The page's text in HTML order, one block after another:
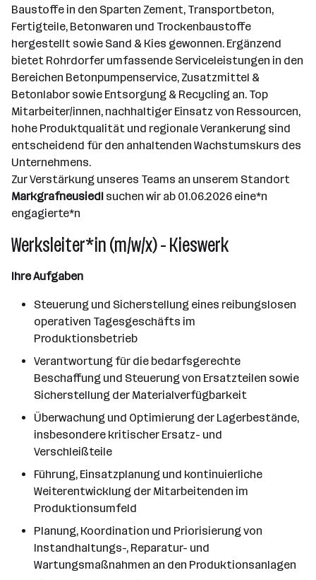
Baustoffe in den Sparten Zement, Transportbeton,
Fertigteile, Betonwaren und Trockenbaustoffe
hergestellt sowie Sand & Kies gewonnen. Ergänzend
bietet Rohrdorfer umfassende Serviceleistungen in den
Bereichen Betonpumpenservice, Zusatzmittel &
Betonlabor sowie Entsorgung & Recycling an. Top
Mitarbeiter/innen, nachhaltiger Einsatz von Ressourcen,
hohe Produktqualität und regionale Verankerung sind
entscheidend für den anhaltenden Wachstumskurs des
Unternehmens.
Zur Verstärkung unseres Teams an unserem Standort
Markgrafneusiedl suchen wir ab 01.06.2026 eine*n
engagierte*n
Werksleiter*in (m/w/x) - Kieswerk
Ihre Aufgaben
Steuerung und Sicherstellung eines reibungslosen
operativen Tagesgeschäfts im
Produktionsbetrieb
Verantwortung für die bedarfsgerechte
Beschaffung und Steuerung von Ersatzteilen sowie
Sicherstellung der Materialverfügbarkeit
Überwachung und Optimierung der Lagerbestände,
insbesondere kritischer Ersatz- und
Verschleißteile
Führung, Einsatzplanung und kontinuierliche
Weiterentwicklung der Mitarbeitenden im
Produktionsumfeld
Planung, Koordination und Priorisierung von
Instandhaltungs-, Reparatur- und
Wartungsmaßnahmen an den Produktionsanlagen